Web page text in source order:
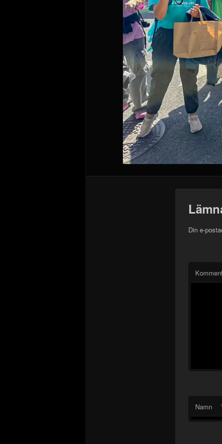
Din e-
Namn